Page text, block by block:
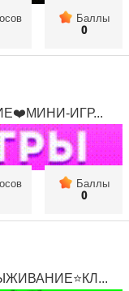
Баллы
0
ИГР...
Баллы
0